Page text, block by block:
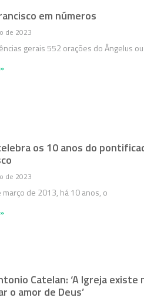
em números
de 2023
gerais 552 orações do Ângelus
os 10 anos do
de 2023
março de 2013, há 10 anos, o
Catelan: ‘A Igreja existe
o amor de Deus’